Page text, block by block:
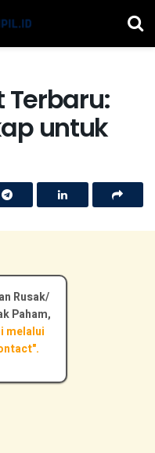
Terbaru:
untuk
Rusak/
Paham,
melalui